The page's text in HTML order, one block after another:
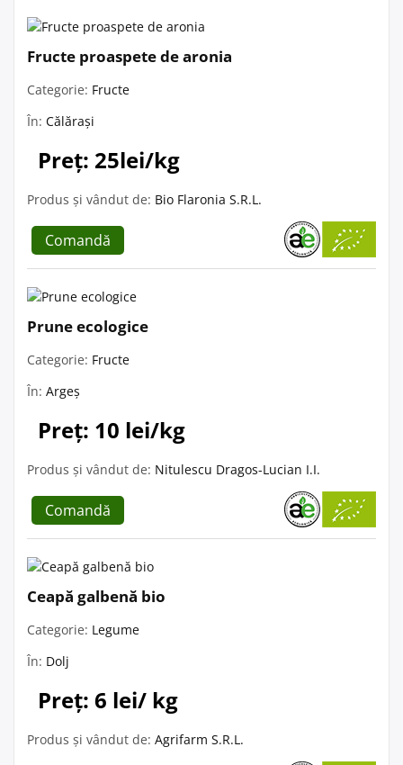
Fructe proaspete de aronia
Categorie: Fructe
În: Călărași
Preț: 25lei/kg
Produs și vândut de: Bio Flaronia S.R.L.
Comandă
Prune ecologice
Categorie: Fructe
În: Argeș
Preț: 10 lei/kg
Produs și vândut de: Nitulescu Dragos-Lucian I.I.
Comandă
Ceapă galbenă bio
Categorie: Legume
În: Dolj
Preț: 6 lei/ kg
Produs și vândut de: Agrifarm S.R.L.